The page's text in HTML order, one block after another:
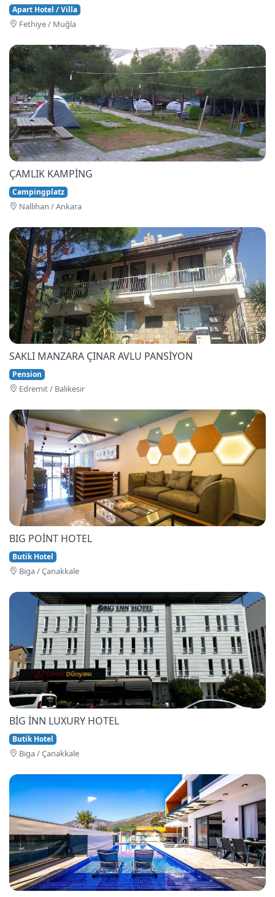
Apart Hotel / Villa
Fethi̇ye / Muğla
ÇAMLIK KAMPİNG
Campingplatz
Nallihan / Ankara
SAKLI MANZARA ÇINAR AVLU PANSİYON
Pension
Edremi̇t / Balıkesir
BIG POİNT HOTEL
Butik Hotel
Bi̇ga / Çanakkale
BİG İNN LUXURY HOTEL
Butik Hotel
Bi̇ga / Çanakkale